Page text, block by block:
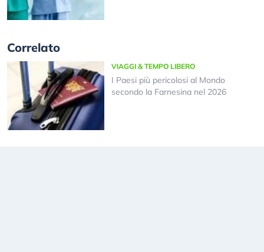
Correlato
VIAGGI & TEMPO LIBERO
I Paesi più pericolosi al Mondo
secondo la Farnesina nel 2026